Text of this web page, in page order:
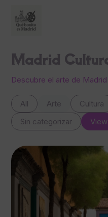
Madrid
Descubre el arte de
All Arte Cultura
Sin categorizar